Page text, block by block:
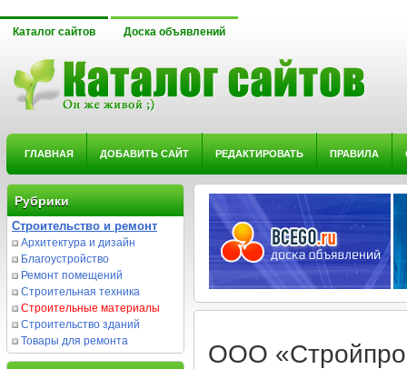
Каталог сайтов Доска объявлений
ГЛАВНАЯ ДОБАВИТЬ САЙТ РЕДАКТИРОВАТЬ ПРАВИЛА
Рубрики
Строительство и ремонт
Архитектура и дизайн
Благоустройство
Ремонт помещений
Строительная техника
Строительные материалы
Строительство зданий
Товары для ремонта
ООО